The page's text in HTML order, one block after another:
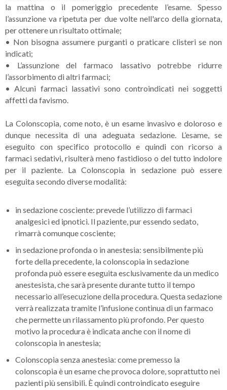
la mattina o il pomeriggio precedente l’esame. Spesso
l’assunzione va ripetuta per due volte nell'arco della giornata,
per ottenere un risultato ottimale;
• Non bisogna assumere purganti o praticare clisteri se non
indicati;
•
L’assunzione del farmaco lassativo potrebbe ridurre
l’assorbimento di altri farmaci;
• Alcuni farmaci lassativi sono controindicati nei soggetti
affetti da favismo.
La Colonscopia, come noto, è un esame invasivo e doloroso e
dunque necessita di una adeguata sedazione. L’esame, se
eseguito con specifico protocollo e quindi con ricorso a
farmaci sedativi, risulterà meno fastidioso o del tutto indolore
per il paziente. La Colonscopia in sedazione può essere
eseguita secondo diverse modalità:
in sedazione cosciente: prevede l’utilizzo di farmaci
analgesici ed ipnotici. Il paziente, pur essendo sedato,
rimarrà comunque cosciente;
in sedazione profonda o in anestesia: sensibilmente più
forte della precedente, la colonscopia in sedazione
profonda può essere eseguita esclusivamente da un medico
anestesista, che sarà presente durante tutto il tempo
necessario all’esecuzione della procedura. Questa sedazione
verrà realizzata tramite l’infusione continua di un farmaco
che permette un rilassamento più profondo. Per questo
motivo la procedura è indicata anche con il nome di
colonscopia in anestesia;
Colonscopia senza anestesia: come premesso la
colonscopia è un esame che provoca dolore, soprattutto nei
pazienti più sensibili. È quindi controindicato eseguire